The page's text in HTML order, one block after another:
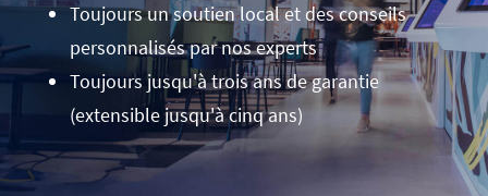
Toujours un soutien local et des conseils
personnalisés par nos experts
Toujours jusqu'à trois ans de garantie
(extensible jusqu'à cinq ans)